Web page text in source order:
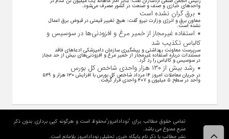
واحد‌های خبازی و صنف و صنعت در کشور مصرف می‌شود.
برق گران نشده است
معاون برق و انرژی وزارت نیرو گفت: هیچ تغییر قیمتی در قبوض برق اعمال
نشده است.
استفاده غیرمجاز از خمیر مرغ و افزودنی‌ها در سوسیس و
کالباس تکذیب شد
سرپرست معاونت بهداشتی و پیشگیری سازمان دامپزشکی ادعاهای فاقد
مستندات درباره استفاده غیرمجاز از خمیر مرغ و افزودنی‌های بیش از حد مجاز
در سوسیس و کالباس را رد کرد.
رشد بیش از ۱۳۰ هزار واحدی شاخص کل بورس
در جریان معاملات امروز ۱۴ مرداد شاخص کل بورس با افزایش ۱۳۰ هزار و ۵۴۹
واحد در سطح ۵ میلیون و ۴۰۷ واحدی قرار گرفت.
تمامی حقوق مطالب برای "نودادامروز"محفوظ است و هرگونه کپی برداری بدون ذکر
منبع ممنوع می باشد.
نشر مطالب با ذکر نام پایگاه خبری تحلیلی نودادامروز بلامانع است.